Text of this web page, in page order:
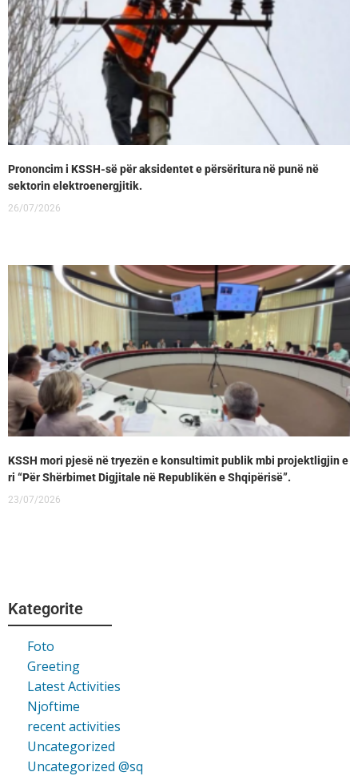
Prononcim i KSSH-së për aksidentet e përsëritura në punë në
sektorin elektroenergjitik.
26/07/2026
KSSH mori pjesë në tryezën e konsultimit publik mbi projektligjin e
ri “Për Shërbimet Digjitale në Republikën e Shqipërisë”.
23/07/2026
Kategorite
Foto
Greeting
Latest Activities
Njoftime
recent activities
Uncategorized
Uncategorized @sq